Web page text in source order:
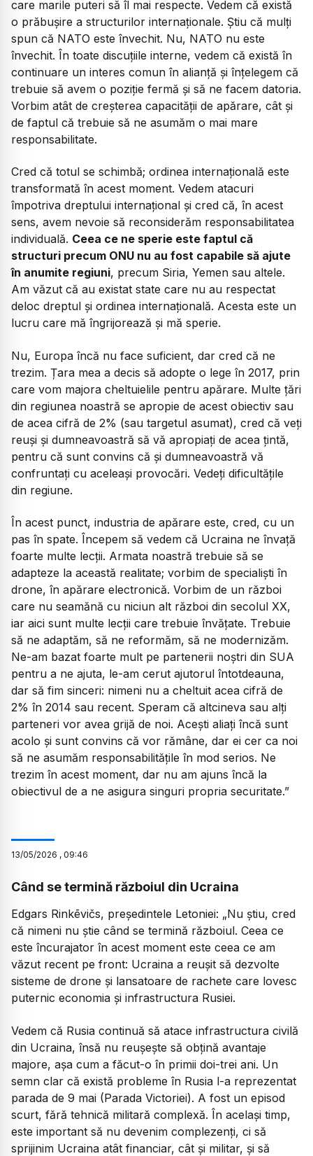
care marile puteri să îl mai respecte. Vedem că există
o prăbușire a structurilor internaționale. Știu că mulți
spun că NATO este învechit. Nu, NATO nu este
învechit. În toate discuțiile interne, vedem că există în
continuare un interes comun în alianță și înțelegem că
trebuie să avem o poziție fermă și să ne facem datoria.
Vorbim atât de creșterea capacității de apărare, cât și
de faptul că trebuie să ne asumăm o mai mare
responsabilitate.
​Cred că totul se schimbă; ordinea internațională este
transformată în acest moment. Vedem atacuri
împotriva dreptului internațional și cred că, în acest
sens, avem nevoie să reconsiderăm responsabilitatea
individuală. Ceea ce ne sperie este faptul că
structuri precum ONU nu au fost capabile să ajute
în anumite regiuni, precum Siria, Yemen sau altele.
Am văzut că au existat state care nu au respectat
deloc dreptul și ordinea internațională. Acesta este un
lucru care mă îngrijorează și mă sperie.
​Nu, Europa încă nu face suficient, dar cred că ne
trezim. Țara mea a decis să adopte o lege în 2017, prin
care vom majora cheltuielile pentru apărare. Multe țări
din regiunea noastră se apropie de acest obiectiv sau
de acea cifră de 2% (sau targetul asumat), cred că veți
reuși și dumneavoastră să vă apropiați de acea țintă,
pentru că sunt convins că și dumneavoastră vă
confruntați cu aceleași provocări. Vedeți dificultățile
din regiune.
​În acest punct, industria de apărare este, cred, cu un
pas în spate. Începem să vedem că Ucraina ne învață
foarte multe lecții. Armata noastră trebuie să se
adapteze la această realitate; vorbim de specialiști în
drone, în apărare electronică. Vorbim de un război
care nu seamănă cu niciun alt război din secolul XX,
iar aici sunt multe lecții care trebuie învățate. Trebuie
să ne adaptăm, să ne reformăm, să ne modernizăm.
Ne-am bazat foarte mult pe partenerii noștri din SUA
pentru a ne ajuta, le-am cerut ajutorul întotdeauna,
dar să fim sinceri: nimeni nu a cheltuit acea cifră de
2% în 2014 sau recent. Speram că altcineva sau alți
parteneri vor avea grijă de noi. Acești aliați încă sunt
acolo și sunt convins că vor rămâne, dar ei cer ca noi
să ne asumăm responsabilitățile în mod serios. Ne
trezim în acest moment, dar nu am ajuns încă la
obiectivul de a ne asigura singuri propria securitate.”
13/05/2026 , 09:46
Când se termină războiul din Ucraina
Edgars Rinkēvičs, președintele Letoniei: „Nu știu, cred
că nimeni nu știe când se termină războiul. Ceea ce
este încurajator în acest moment este ceea ce am
văzut recent pe front: Ucraina a reușit să dezvolte
sisteme de drone și lansatoare de rachete care lovesc
puternic economia și infrastructura Rusiei.
​Vedem că Rusia continuă să atace infrastructura civilă
din Ucraina, însă nu reușește să obțină avantaje
majore, așa cum a făcut-o în primii doi-trei ani. Un
semn clar că există probleme în Rusia l-a reprezentat
parada de 9 mai (Parada Victoriei). A fost un episod
scurt, fără tehnică militară complexă. În același timp,
este important să nu devenim complezenți, ci să
sprijinim Ucraina atât financiar, cât și militar, și să